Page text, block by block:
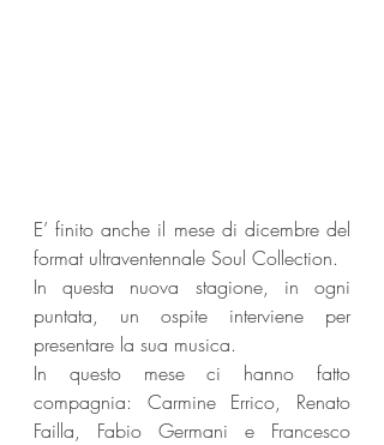
E’ finito anche il mese di dicembre del
format ultraventennale Soul Collection.
In questa nuova stagione, in ogni
puntata, un ospite interviene per
presentare la sua musica.
In questo mese ci hanno fatto
compagnia: Carmine Errico, Renato
Failla, Fabio Germani e Francesco